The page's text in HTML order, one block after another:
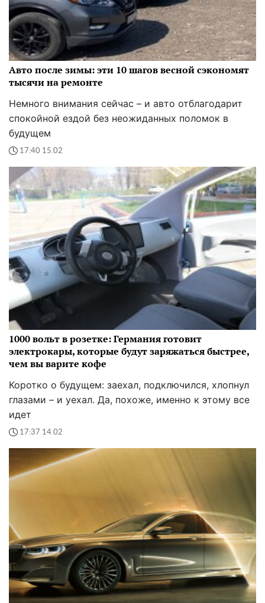
Авто после зимы: эти 10 шагов весной сэкономят
тысячи на ремонте
Немного внимания сейчас – и авто отблагодарит
спокойной ездой без неожиданных поломок в
будущем
17:40 15.02
1000 вольт в розетке: Германия готовит
электрокары, которые будут заряжаться быстрее,
чем вы варите кофе
Коротко о будущем: заехал, подключился, хлопнул
глазами – и уехал. Да, похоже, именно к этому все
идет
17:37 14.02